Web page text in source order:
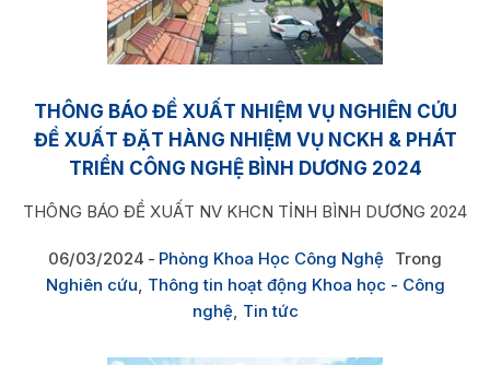
THÔNG BÁO ĐỀ XUẤT NHIỆM VỤ NGHIÊN CỨU
ĐỀ XUẤT ĐẶT HÀNG NHIỆM VỤ NCKH & PHÁT
TRIỂN CÔNG NGHỆ BÌNH DƯƠNG 2024
THÔNG BÁO ĐỀ XUẤT NV KHCN TỈNH BÌNH DƯƠNG 2024
06/03/2024 Phòng Khoa Học Công Nghệ Trong
Nghiên cứu, Thông tin hoạt động Khoa học - Công
nghệ, Tin tức